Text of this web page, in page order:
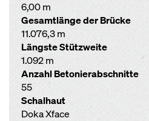
6,00 m
Gesamtlänge der Brücke
11.076,3 m
Längste Stützweite
1.092 m
Anzahl Betonierabschnitte
55
Schalhaut
Doka Xface